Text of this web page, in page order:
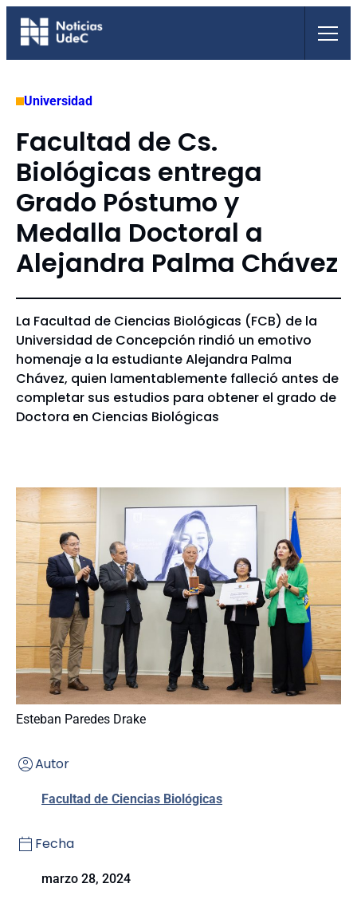
Saltar
Universidad
Facultad de Cs.
Biológicas entrega
Grado Póstumo y
Medalla Doctoral a
Alejandra Palma Chávez
La Facultad de Ciencias Biológicas (FCB) de la
Universidad de Concepción rindió un emotivo
homenaje a la estudiante Alejandra Palma
Chávez, quien lamentablemente falleció antes de
completar sus estudios para obtener el grado de
Doctora en Ciencias Biológicas
Esteban Paredes Drake
Autor
Facultad de Ciencias Biológicas
Fecha
marzo 28, 2024